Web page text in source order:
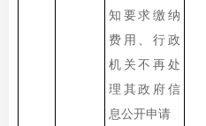
知要求缴纳
费用、行政
机关不再处
理其政府信
息公开申请